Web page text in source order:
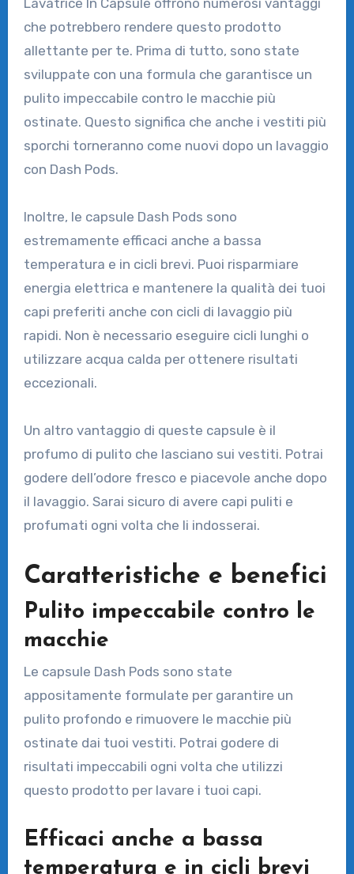
che potrebbero rendere questo prodotto
allettante per te. Prima di tutto, sono state
sviluppate con una formula che garantisce un
pulito impeccabile contro le macchie più
ostinate. Questo significa che anche i vestiti più
sporchi torneranno come nuovi dopo un lavaggio
con Dash Pods.
Inoltre, le capsule Dash Pods sono
estremamente efficaci anche a bassa
temperatura e in cicli brevi. Puoi risparmiare
energia elettrica e mantenere la qualità dei tuoi
capi preferiti anche con cicli di lavaggio più
rapidi. Non è necessario eseguire cicli lunghi o
utilizzare acqua calda per ottenere risultati
eccezionali.
Un altro vantaggio di queste capsule è il
profumo di pulito che lasciano sui vestiti. Potrai
godere dell’odore fresco e piacevole anche dopo
il lavaggio. Sarai sicuro di avere capi puliti e
profumati ogni volta che li indosserai.
Caratteristiche e benefici
Pulito impeccabile contro le
macchie
Le capsule Dash Pods sono state
appositamente formulate per garantire un
pulito profondo e rimuovere le macchie più
ostinate dai tuoi vestiti. Potrai godere di
risultati impeccabili ogni volta che utilizzi
questo prodotto per lavare i tuoi capi.
Efficaci anche a bassa
temperatura e in cicli brevi